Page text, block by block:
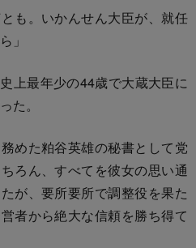
も。いかんせん大臣が、就任
」
上最年少の44歳で大蔵大臣に
た。
めた粕谷英雄の秘書として党
ろん、すべてを彼女の思い通
が、要所要所で調整役を果た
者から絶大な信頼を勝ち得て